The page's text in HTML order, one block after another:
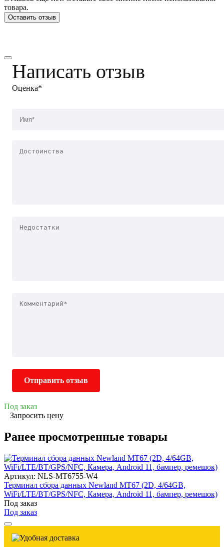
товара.
Оставить отзыв
Написать отзыв
Оценка*
Отправить отзыв
Под заказ
Запросить цену
Ранее просмотренные товары
Артикул: NLS-MT6755-W4
Терминал сбора данных Newland MT67 (2D, 4/64GB,
WiFi/LTE/BT/GPS/NFC, Камера, Android 11, бампер, ремешок)
Под заказ
Под заказ